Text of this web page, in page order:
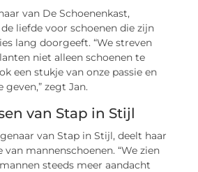
van De Schoenenkast,
liefde voor schoenen die zijn
lang doorgeeft. “We streven
niet alleen schoenen te
een stukje van onze passie en
zegt Jan.
van Stap in Stijl
van Stap in Stijl, deelt haar
mannenschoenen. “We zien
steeds meer aandacht